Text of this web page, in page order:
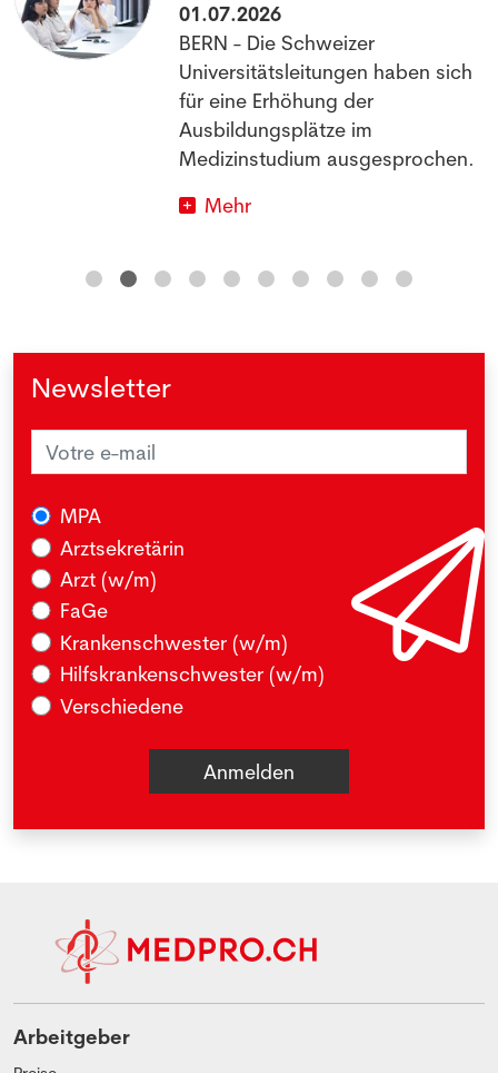
01.07.2026
BERN - Die Schweizer
Universitätsleitungen haben sich
für eine Erhöhung der
Ausbildungsplätze im
Medizinstudium ausgesprochen.
Mehr
Newsletter
MPA
Arztsekretärin
Arzt (w/m)
FaGe
Krankenschwester (w/m)
Hilfskrankenschwester (w/m)
Verschiedene
Arbeitgeber